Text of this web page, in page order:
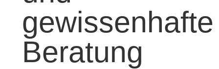
gewissenhafte
Beratung